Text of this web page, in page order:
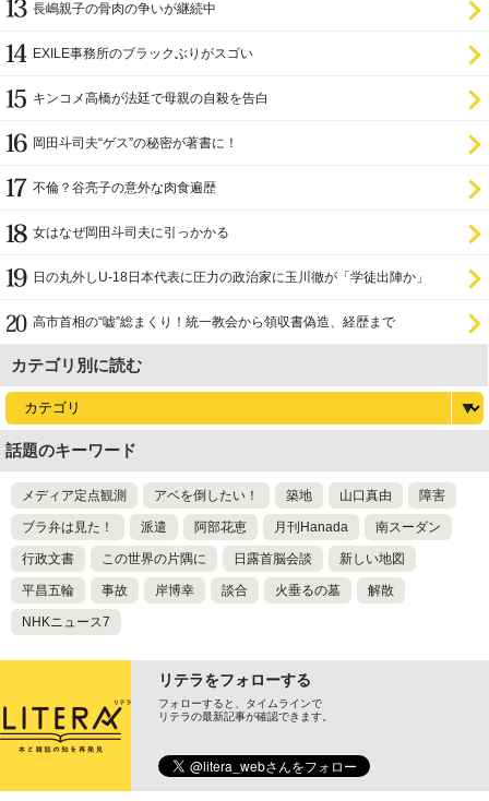
長嶋親子の骨肉の争いが継続中
EXILE事務所のブラックぶりがスゴい
キンコメ高橋が法廷で母親の自殺を告白
岡田斗司夫“ゲス”の秘密が著書に！
不倫？谷亮子の意外な肉食遍歴
女はなぜ岡田斗司夫に引っかかる
日の丸外しU-18日本代表に圧力の政治家に玉川徹が「学徒出陣か」
高市首相の“嘘”総まくり！統一教会から領収書偽造、経歴まで
カテゴリ別に読む
話題のキーワード
メディア定点観測 アベを倒したい！ 築地 山口真由 障害
ブラ弁は見た！ 派遣 阿部花恵 月刊Hanada 南スーダン
行政文書 この世界の片隅に 日露首脳会談 新しい地図
平昌五輪 事故 岸博幸 談合 火垂るの墓 解散
NHKニュース7
リテラをフォローする
フォローすると、タイムラインで
リテラの最新記事が確認できます。